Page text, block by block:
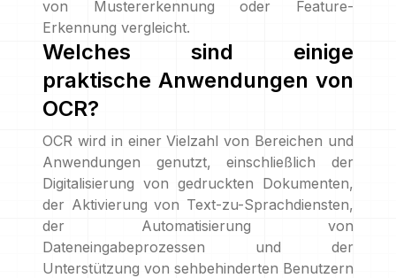
von Mustererkennung oder Feature-
Erkennung vergleicht.
Welches sind einige
praktische Anwendungen von
OCR?
OCR wird in einer Vielzahl von Bereichen und
Anwendungen genutzt, einschließlich der
Digitalisierung von gedruckten Dokumenten,
der Aktivierung von Text-zu-Sprachdiensten,
der Automatisierung von
Dateneingabeprozessen und der
Unterstützung von sehbehinderten Benutzern